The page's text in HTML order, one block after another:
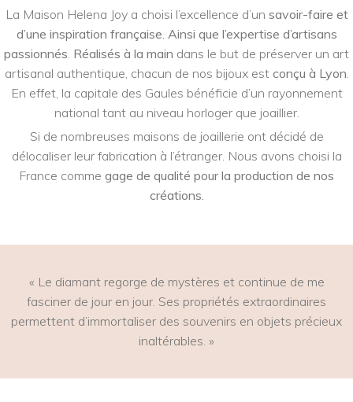
La Maison Helena Joy a choisi l’excellence d’un savoir-faire et
d’une inspiration française. Ainsi que l’expertise d’artisans
passionnés Réalisés à la main dans le but de préserver un art
artisanal authentique, chacun de nos bijoux est conçu à Lyon
En effet, la capitale des Gaules bénéficie d’un rayonnement
national tant au niveau horloger que joaillier.
Si de nombreuses maisons de joaillerie ont décidé de
délocaliser leur fabrication à l’étranger. Nous avons choisi la
France comme gage de qualité pour la production de nos
créations.
« Le diamant regorge de mystères et continue de me
fasciner de jour en jour. Ses propriétés extraordinaires
permettent d’immortaliser des souvenirs en objets précieux
inaltérables. »